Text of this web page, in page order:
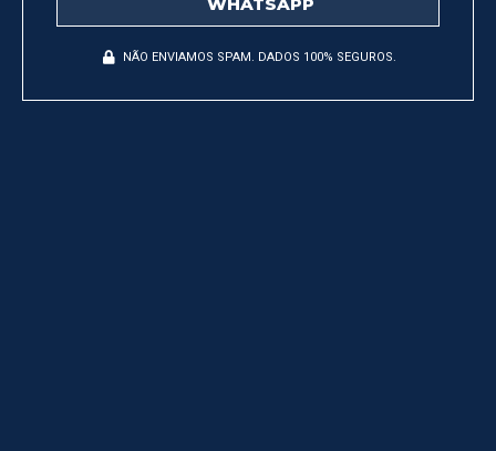
NÃO ENVIAMOS SPAM. DADOS 100% SEGUROS.